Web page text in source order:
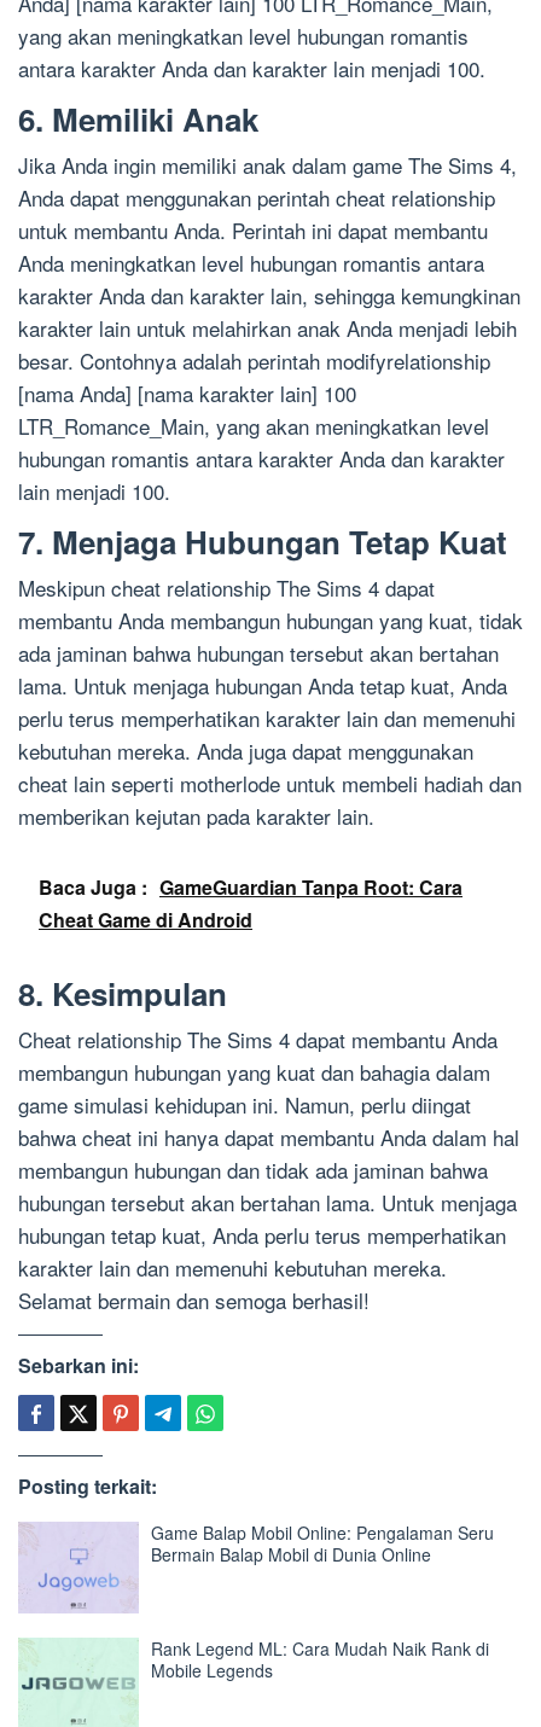
yang akan meningkatkan level hubungan romantis
antara karakter Anda dan karakter lain menjadi 100.
6. Memiliki Anak
Jika Anda ingin memiliki anak dalam game The Sims 4,
Anda dapat menggunakan perintah cheat relationship
untuk membantu Anda. Perintah ini dapat membantu
Anda meningkatkan level hubungan romantis antara
karakter Anda dan karakter lain, sehingga kemungkinan
karakter lain untuk melahirkan anak Anda menjadi lebih
besar. Contohnya adalah perintah modifyrelationship
[nama Anda] [nama karakter lain] 100
LTR_Romance_Main, yang akan meningkatkan level
hubungan romantis antara karakter Anda dan karakter
lain menjadi 100.
7. Menjaga Hubungan Tetap Kuat
Meskipun cheat relationship The Sims 4 dapat
membantu Anda membangun hubungan yang kuat, tidak
ada jaminan bahwa hubungan tersebut akan bertahan
lama. Untuk menjaga hubungan Anda tetap kuat, Anda
perlu terus memperhatikan karakter lain dan memenuhi
kebutuhan mereka. Anda juga dapat menggunakan
cheat lain seperti motherlode untuk membeli hadiah dan
memberikan kejutan pada karakter lain.
Baca Juga : GameGuardian Tanpa Root: Cara
Cheat Game di Android
8. Kesimpulan
Cheat relationship The Sims 4 dapat membantu Anda
membangun hubungan yang kuat dan bahagia dalam
game simulasi kehidupan ini. Namun, perlu diingat
bahwa cheat ini hanya dapat membantu Anda dalam hal
membangun hubungan dan tidak ada jaminan bahwa
hubungan tersebut akan bertahan lama. Untuk menjaga
hubungan tetap kuat, Anda perlu terus memperhatikan
karakter lain dan memenuhi kebutuhan mereka.
Selamat bermain dan semoga berhasil!
Sebarkan ini:
Posting terkait:
Game Balap Mobil Online: Pengalaman Seru
Bermain Balap Mobil di Dunia Online
Rank Legend ML: Cara Mudah Naik Rank di
Mobile Legends